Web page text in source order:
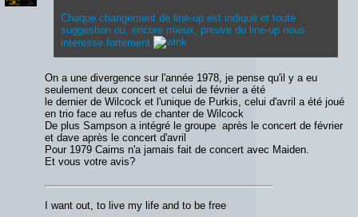
Chaque changement de line-up est indiqué et toute
suggestion ou, encore mieux, preuve du line-up nous
intéresse fortement
On a une divergence sur l'année 1978, je pense qu'il y a eu
seulement deux concert et celui de février a été
le dernier de Wilcock et l'unique de Purkis, celui d'avril a été joué
en trio face au refus de chanter de Wilcock
De plus Sampson a intégré le groupe après le concert de février
et dave après le concert d'avril
Pour 1979 Cairns n'a jamais fait de concert avec Maiden.
Et vous votre avis?
I want out, to live my life and to be free